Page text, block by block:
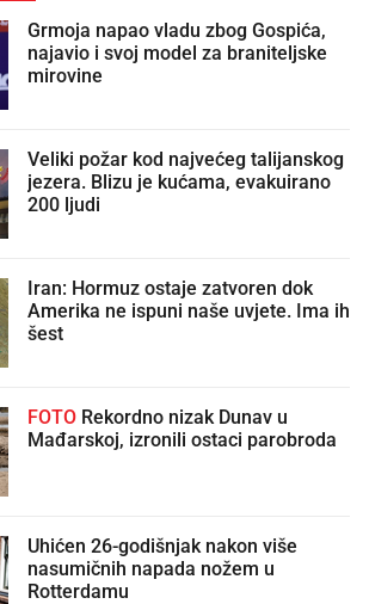
Grmoja napao vladu zbog Gospića,
najavio i svoj model za braniteljske
mirovine
Veliki požar kod najvećeg talijanskog
jezera. Blizu je kućama, evakuirano
200 ljudi
Iran: Hormuz ostaje zatvoren dok
Amerika ne ispuni naše uvjete. Ima ih
šest
FOTO
Mađarskoj, izronili ostaci parobroda
Uhićen 26-godišnjak nakon više
nasumičnih napada nožem u
Rotterdamu